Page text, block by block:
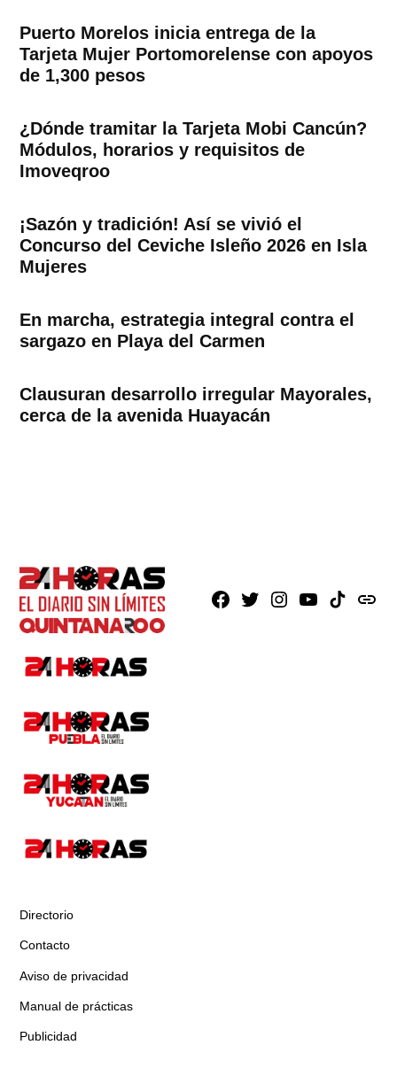
Puerto Morelos inicia entrega de la
Tarjeta Mujer Portomorelense con apoyos
de 1,300 pesos
¿Dónde tramitar la Tarjeta Mobi Cancún?
Módulos, horarios y requisitos de
Imoveqroo
¡Sazón y tradición! Así se vivió el
Concurso del Ceviche Isleño 2026 en Isla
Mujeres
En marcha, estrategia integral contra el
sargazo en Playa del Carmen
Clausuran desarrollo irregular Mayorales,
cerca de la avenida Huayacán
Facebook
X Instagram
YoutubeTikTokissuu
Directorio
Contacto
Aviso de privacidad
Manual de prácticas
Publicidad